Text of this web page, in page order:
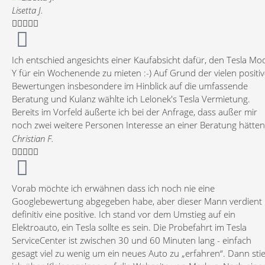
Lisetta J.

Ich entschied angesichts einer Kaufabsicht dafür, den Tesla
Y für ein Wochenende zu mieten :-) Auf Grund der vielen
Bewertungen insbesondere im Hinblick auf die umfassende
Beratung und Kulanz wählte ich Lelonek's Tesla Vermietung.
Bereits im Vorfeld äußerte ich bei der Anfrage, dass außer mir
noch zwei weitere Personen Interesse an einer Beratung
dem stand der Vermieter Markus sehr aufgeschlossen
Der Wagen selbst machte bei der Abholung einen spitzenmäßig
gepflegten Eindruck, die Einweisung und Anleitung durch den
Vermieter selbst war präzise und von seiner herzlichen
Persönlichkeit geprägt, sodass man sich sowohl im Auto als auch
vom Vermieter von Beginn an gut betreut fühlte. Bei der
zeigte sich, dass hier nicht nur eine Vermietung von Autos
stattfindet, hier wird die E-Mobilität gut informiert gelebt, denn
Herr Lelonek hatte auf jede unserer Fragen eine kompetente
zügige Antwort, sogar beim Vergleich neuer Elektrofahrzeuge
Christian F.

Vorab möchte ich erwähnen dass ich noch nie eine
Googlebewertung abgegeben habe, aber dieser Mann verdient
definitiv eine positive. Ich stand vor dem Umstieg auf ein
Elektroauto, ein Tesla sollte es sein. Die Probefahrt im Tesla
ServiceCenter ist zwischen 30 und 60 Minuten lang - einfach
gesagt viel zu wenig um ein neues Auto zu „erfahren“. Dann